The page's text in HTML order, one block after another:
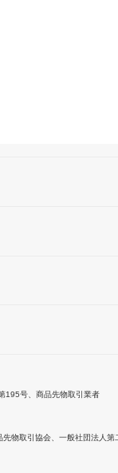
195号、商品先物取引業者
物取引協会、一般社団法人